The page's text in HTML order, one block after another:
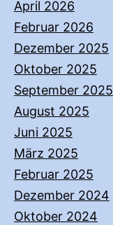
April 2026
Februar 2026
Dezember 2025
Oktober 2025
September 2025
August 2025
Juni 2025
März 2025
Februar 2025
Dezember 2024
Oktober 2024